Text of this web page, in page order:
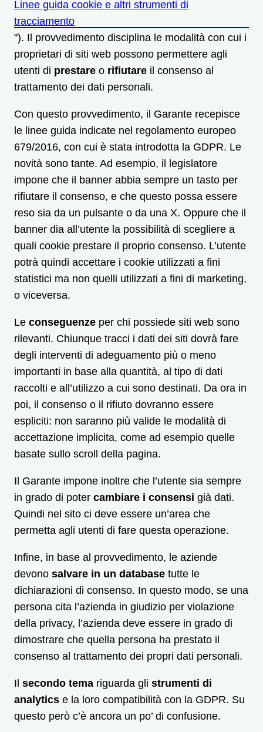
Linee guida cookie e altri strumenti di
tracciamento
"). Il provvedimento disciplina le modalità con cui i
proprietari di siti web possono permettere agli
utenti di prestare o rifiutare il consenso al
trattamento dei dati personali.
Con questo provvedimento, il Garante recepisce
le linee guida indicate nel regolamento europeo
679/2016, con cui è stata introdotta la GDPR. Le
novità sono tante. Ad esempio, il legislatore
impone che il banner abbia sempre un tasto per
rifiutare il consenso, e che questo possa essere
reso sia da un pulsante o da una X. Oppure che il
banner dia all’utente la possibilità di scegliere a
quali cookie prestare il proprio consenso. L’utente
potrà quindi accettare i cookie utilizzati a fini
statistici ma non quelli utilizzati a fini di marketing,
o viceversa.
Le conseguenze per chi possiede siti web sono
rilevanti. Chiunque tracci i dati dei siti dovrà fare
degli interventi di adeguamento più o meno
importanti in base alla quantità, al tipo di dati
raccolti e all’utilizzo a cui sono destinati. Da ora in
poi, il consenso o il rifiuto dovranno essere
espliciti: non saranno più valide le modalità di
accettazione implicita, come ad esempio quelle
basate sullo scroll della pagina.
Il Garante impone inoltre che l’utente sia sempre
in grado di poter cambiare i consensi già dati.
Quindi nel sito ci deve essere un’area che
permetta agli utenti di fare questa operazione.
Infine, in base al provvedimento, le aziende
devono salvare in un database tutte le
dichiarazioni di consenso. In questo modo, se una
persona cita l’azienda in giudizio per violazione
della privacy, l’azienda deve essere in grado di
dimostrare che quella persona ha prestato il
consenso al trattamento dei propri dati personali.
Il secondo tema riguarda gli strumenti di
analytics e la loro compatibilità con la GDPR. Su
questo però c’è ancora un po’ di confusione.